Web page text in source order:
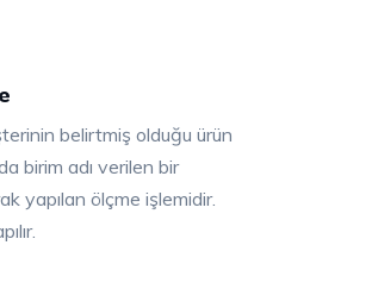
belirtmiş olduğu ürün
birim adı verilen bir
yapılan ölçme işlemidir.